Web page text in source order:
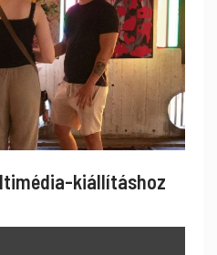
kiállításhoz